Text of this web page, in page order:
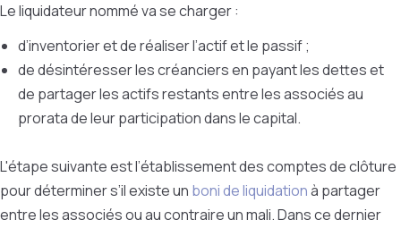
Le liquidateur nommé va se charger :
d’inventorier et de réaliser l’actif et le passif ;
de désintéresser les créanciers en payant les dettes et
de partager les actifs restants entre les associés au
prorata de leur participation dans le capital.
L'étape suivante est l’établissement des comptes de clôture
pour déterminer s’il existe un boni de liquidationà partager
entre les associés ou au contraire un mali. Dans ce dernier